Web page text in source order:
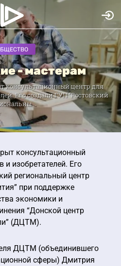
- мастерам
консультационный центр для
Его создали ГУП “Ростовский
консультационный
и изобретателей. Его
региональный центр
при поддержке
экономики и
“Донской центр
(ДЦТМ).
ДЦТМ (объединившего
сферы) Дмитрия